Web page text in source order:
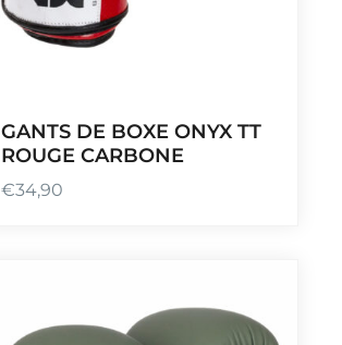
0
0
5
,
GANTS DE BOXE ONYX TT
ROUGE CARBONE
€34,90